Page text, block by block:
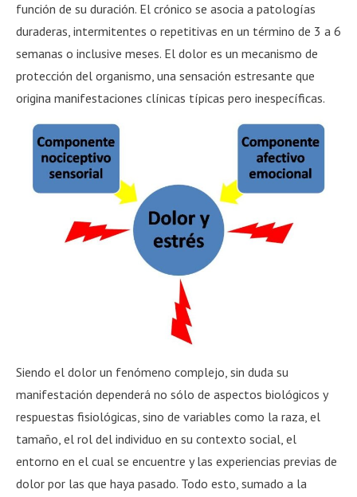
función de su duración. El crónico se asocia a patologías
duraderas, intermitentes o repetitivas en un término de 3 a 6
semanas o inclusive meses. El dolor es un mecanismo de
protección del organismo, una sensación estresante que
origina manifestaciones clínicas típicas pero inespecíficas.
Siendo el dolor un fenómeno complejo, sin duda su
manifestación dependerá no sólo de aspectos biológicos y
respuestas fisiológicas, sino de variables como la raza, el
tamaño, el rol del individuo en su contexto social, el
entorno en el cual se encuentre y las experiencias previas de
dolor por las que haya pasado. Todo esto, sumado a la